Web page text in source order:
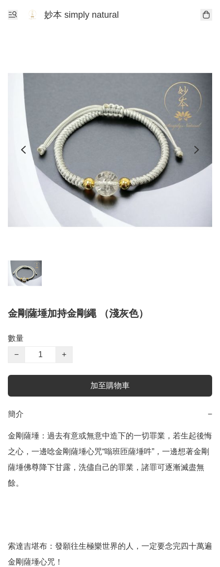
妙本 simply natural
金剛薩埵加持金剛繩 （淺灰色）
數量
−
+
加至購物車
簡介 −
金剛薩埵：過去有意或無意中造下的一切罪業，若生起後悔
之心，一邊唸金剛薩埵心咒“嗡班匝薩埵吽”，一邊想著金剛
薩埵佛尊降下甘露，洗儘自己的罪業，諸罪可逐漸滅盡無
餘。
索達吉堪布：發願往生極樂世界的人，一定要念完四十萬遍
金剛薩埵心咒！